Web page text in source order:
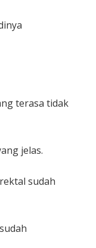
terasa tidak
jelas.
sudah